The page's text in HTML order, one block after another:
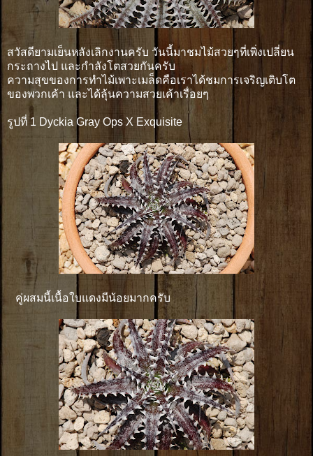
สวัสดียามเย็นหลังเลิกงานครับ วันนี้มาชมไม้สวยๆที่เพิ่งเปลี่ยน
กระถางไป และกำลังโตสวยกันครับ
ความสุขของการทำไม้เพาะเมล็ดคือเราได้ชมการเจริญเติบโต
ของพวกเค้า และได้ลุ้นความสวยเค้าเรื่อยๆ
รูปที่ 1 Dyckia Gray Ops X Exquisite
คู่ผสมนี้เนื้อใบแดงมีน้อยมากครับ